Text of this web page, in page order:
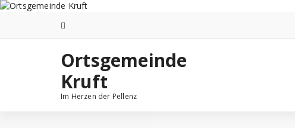
Ortsgemeinde
Kruft
Im Herzen der Pellenz